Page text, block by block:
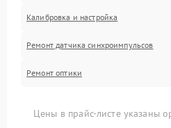
Калибровка и настройка
Ремонт датчика синхроимпульсов
Ремонт оптики
Цены в прайс-листе указаны